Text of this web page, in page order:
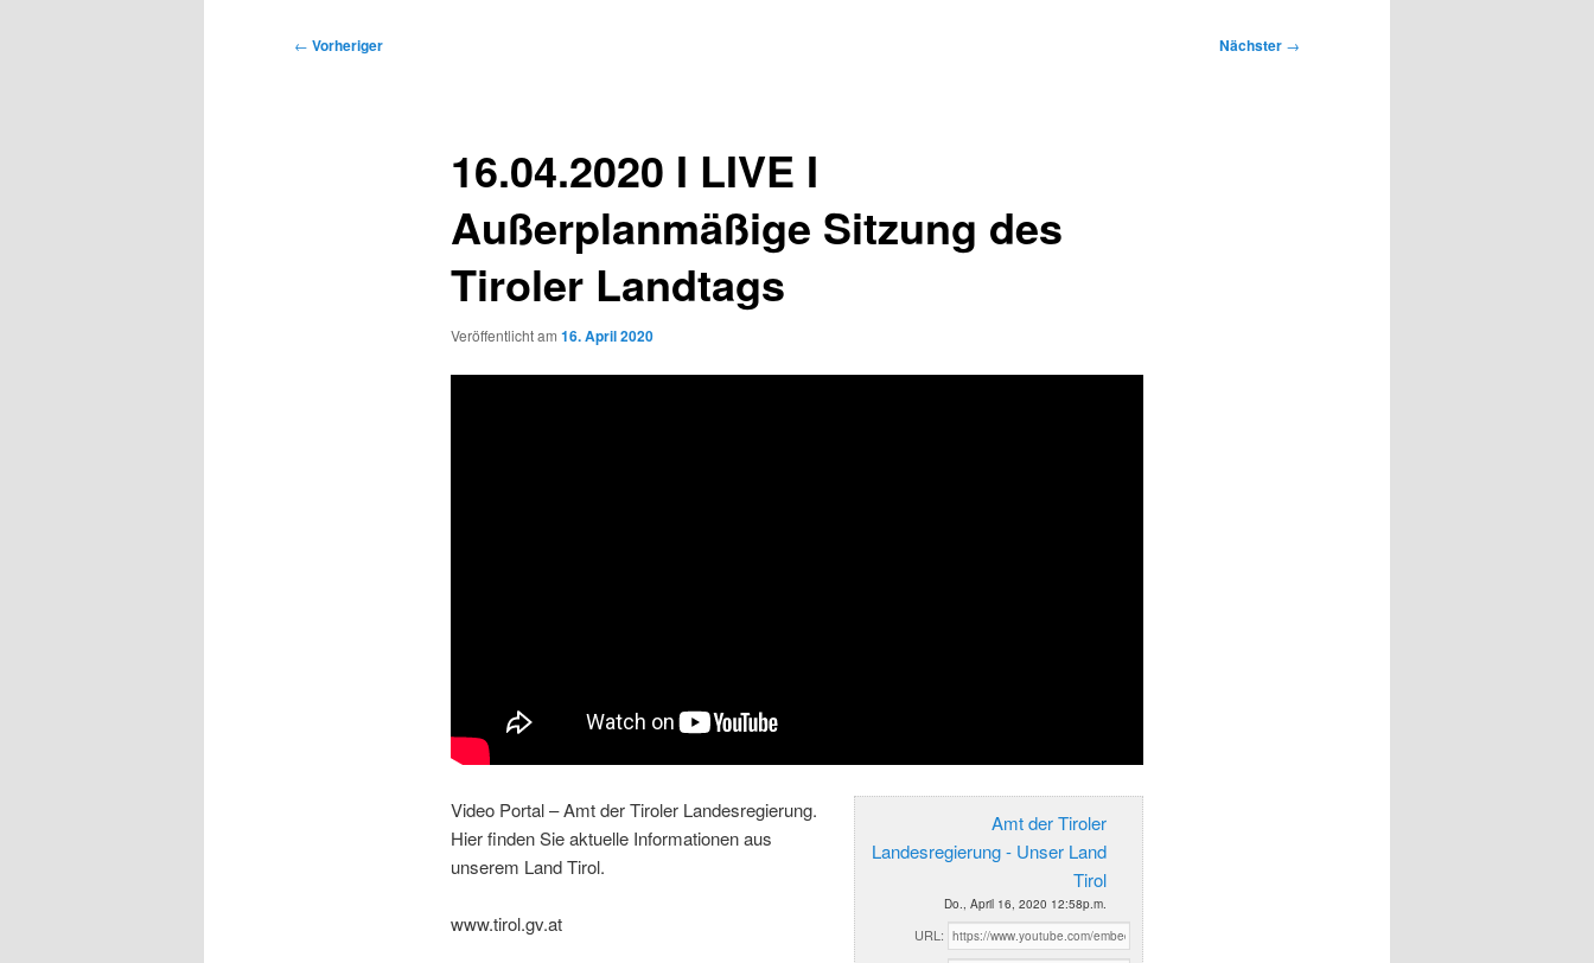
Beitragsnavigation
← Vorheriger Nächster →
16.04.2020 I LIVE I
Außerplanmäßige Sitzung des
Tiroler Landtags
Veröffentlicht am 16. April 2020
Amt der Tiroler
Landesregierung - Unser Land
Tirol
Do., April 16, 2020 12:58p.m.
URL:
Video Portal – Amt der Tiroler Landesregierung.
Hier finden Sie aktuelle Informationen aus
unserem Land Tirol.
www.tirol.gv.at